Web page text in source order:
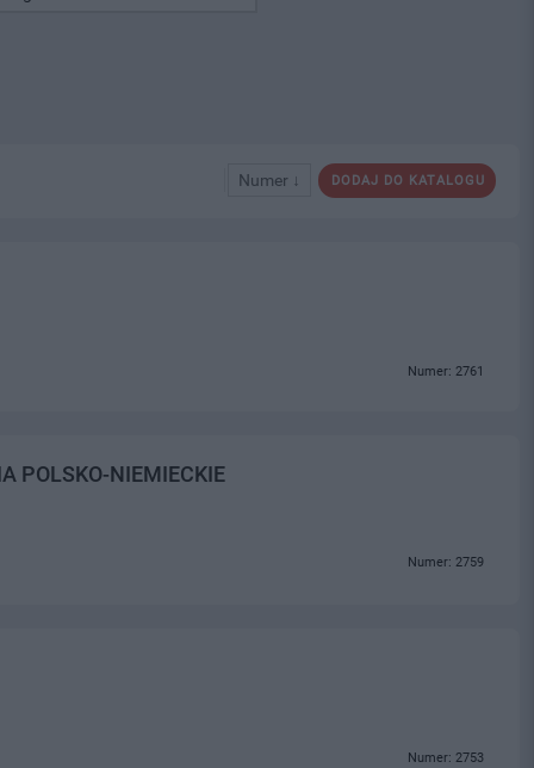
DODAJ DO KATALOGU
Numer ↓
Numer: 2761
POLSKO-NIEMIECKIE
Numer: 2759
Numer: 2753